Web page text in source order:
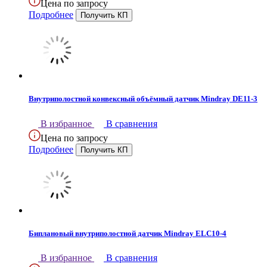
Цена по запросу
Подробнее
Внутриполостной конвексный объёмный датчик Mindray DE11-3
В избранное
В сравнения
Цена по запросу
Подробнее
Биплановый внутриполостной датчик Mindray ELC10-4
В избранное
В сравнения